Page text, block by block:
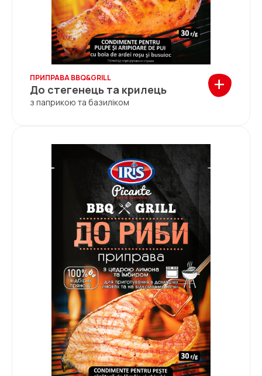
ПРИПРАВА BBQ&GRILL
До стегенець та крилець
з паприкою та базиліком
+